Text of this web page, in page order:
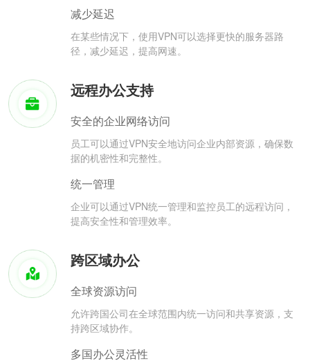
减少延迟
在某些情况下，使用VPN可以选择更快的服务器路
径，减少延迟，提高网速。
远程办公支持
安全的企业网络访问
员工可以通过VPN安全地访问企业内部资源，确保数
据的机密性和完整性。
统一管理
企业可以通过VPN统一管理和监控员工的远程访问，
提高安全性和管理效率。
跨区域办公
全球资源访问
允许跨国公司在全球范围内统一访问和共享资源，支
持跨区域协作。
多国办公灵活性